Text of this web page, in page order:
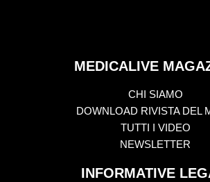
MEDICALIVE
CHI SIAMO
DOWNLOAD RIVISTA DEL
TUTTI I VIDEO
NEWSLETTER
INFORMATIVE